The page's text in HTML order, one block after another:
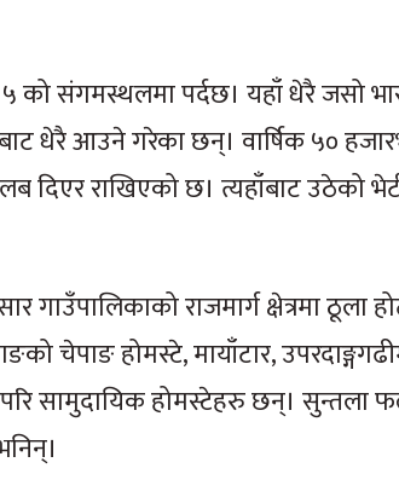
५ को संगमस्थलमा पर्दछ। यहाँ धेरै जसो
धेरै आउने गरेका छन्। वार्षिक ५०
दिएर राखिएको छ। त्यहाँबाट उठेको
राजमार्ग क्षेत्रमा ठूला
चेपाङ होमस्टे, मायाँटार,
सामुदायिक होमस्टेहरु छन्। सुन्तला